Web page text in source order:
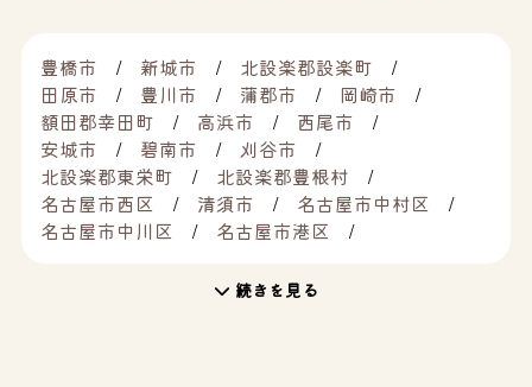
豊橋市 新城市
北設楽郡設楽町
田原市
豊川市 蒲郡市
岡崎市
額田郡幸田町
高浜市
西尾市
安城市
碧南市
刈谷市
北設楽郡東栄町
北設楽郡豊根村
名古屋市西区
清須市
名古屋市中村区
名古屋市中川区
名古屋市港区
続きを見る